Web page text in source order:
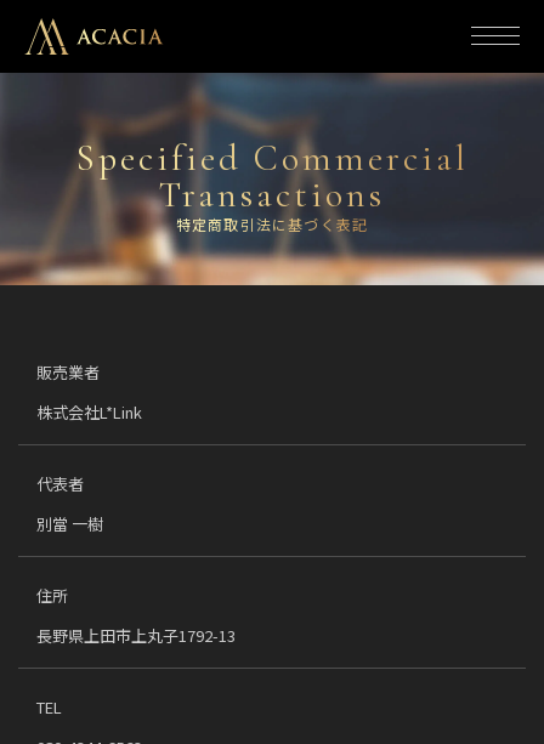
Specified Commercial
Transactions
特定商取引法に基づく表記
販売業者
株式会社L*Link
代表者
別當 一樹
住所
長野県上田市上丸子1792-13
TEL